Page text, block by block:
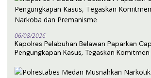
06/08/2026
Kapolres Pelabuhan Belawan Paparkan
Pengungkapan Kasus, Tegaskan